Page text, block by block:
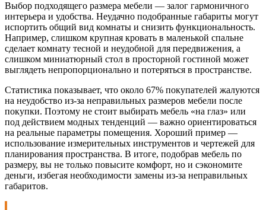
Выбор подходящего размера мебели — залог гармоничного
интерьера и удобства. Неудачно подобранные габариты могут
испортить общий вид комнаты и снизить функциональность.
Например, слишком крупная кровать в маленькой спальне
сделает комнату тесной и неудобной для передвижения, а
слишком миниатюрный стол в просторной гостиной может
выглядеть непропорционально и потеряться в пространстве.
Статистика показывает, что около 67% покупателей жалуются
на неудобство из-за неправильных размеров мебели после
покупки. Поэтому не стоит выбирать мебель «на глаз» или
под действием модных тенденций — важно ориентироваться
на реальные параметры помещения. Хороший пример —
использование измерительных инструментов и чертежей для
планирования пространства. В итоге, подобрав мебель по
размеру, вы не только повысите комфорт, но и сэкономите
деньги, избегая необходимости замены из-за неправильных
габаритов.